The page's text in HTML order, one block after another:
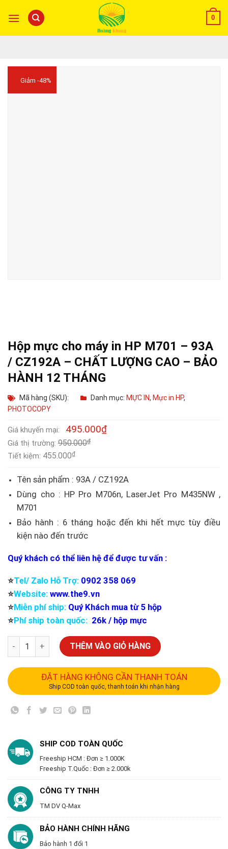
0
Giảm -48%
Hộp mực cho máy in HP M701 – 93A
/ CZ192A – CHẤT LƯỢNG CAO – BẢO
HÀNH 12 THÁNG
Mã hàng (SKU): Danh mục: MỰC IN, Mực in HP,
PHOTOCOPY
Giá khuyến mại: 495.000₫
Giá thị trường: 950.000₫
Tiết kiệm: 455.000₫
Tên sản phẩm : 93A / CZ192A
Dùng cho : HP Pro M706n, LaserJet Pro M435NW ,
M701
Bảo hành : 6 tháng hoặc đến khi hết mực tùy điều
kiện nào đến trước
Quý khách có thể liên hệ để được tư vấn :
⭐️Tel/ Zalo Hỗ Trợ: 0902 358 069
⭐️Website: www.the9.vn
⭐️Miễn phí ship: Quý Khách mua từ 5 hộp
⭐️Phí ship toàn quốc: 26k / hộp mực
THÊM VÀO GIỎ HÀNG
ĐẶT HÀNG KHÔNG CẦN THANH TOÁN
Ship COD toàn quốc, thanh toán khi nhận hàng
SHIP COD TOÀN QUỐC
Freeship HCM : Đơn ≥ 1.000K
Freeship T.Quốc : Đơn ≥ 2.000k
CÔNG TY TNHH
TM DV Q-Max
BẢO HÀNH CHÍNH HÃNG
Bảo hành 1 đổi 1